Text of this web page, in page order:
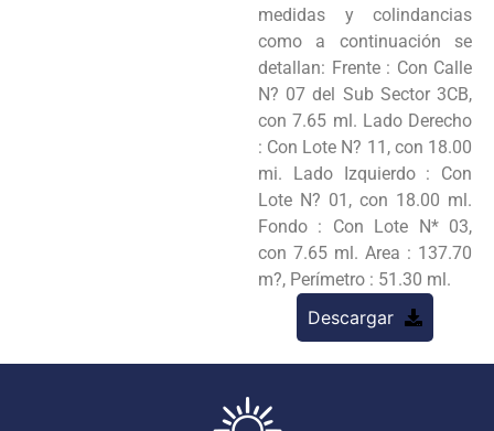
medidas y colindancias
como a continuación se
detallan: Frente : Con Calle
N? 07 del Sub Sector 3CB,
con 7.65 ml. Lado Derecho
: Con Lote N? 11, con 18.00
mi. Lado Izquierdo : Con
Lote N? 01, con 18.00 ml.
Fondo : Con Lote N* 03,
con 7.65 ml. Area : 137.70
m?, Perímetro : 51.30 ml.
Descargar